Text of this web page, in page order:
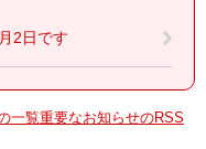
2日です
一覧重要なお知らせのRSS